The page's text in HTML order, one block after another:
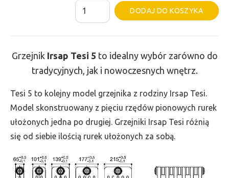
ilość
Grzejnik
-
wys.
1000,
szer.
315,
1067
DODAJ DO KOSZYKA
Grzejnik Irsap Tesi 5 to idealny wybór zarówno do
tradycyjnych, jak i nowoczesnych wnętrz.
Tesi 5 to kolejny model grzejnika z rodziny Irsap Tesi.
Model skonstruowany z pięciu rzędów pionowych rurek
ułożonych jedna po drugiej. Grzejniki Irsap Tesi różnią
się od siebie ilością rurek ułożonych za sobą.